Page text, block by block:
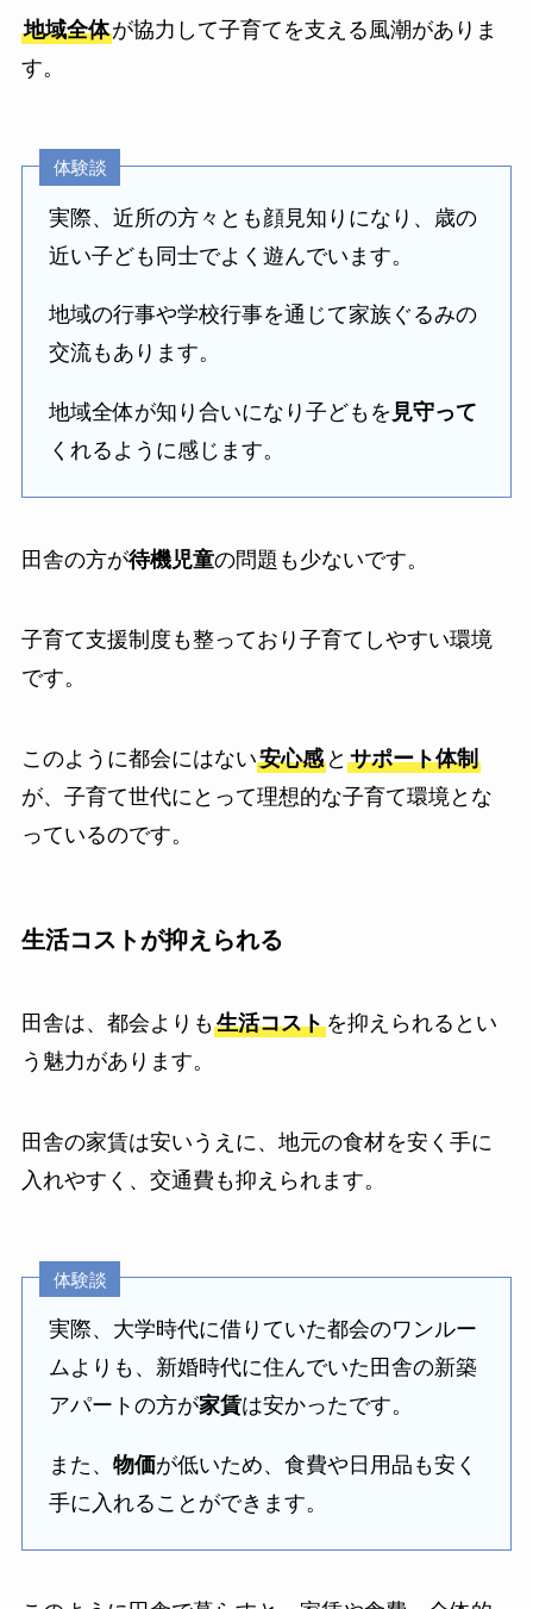
地域全体が協力して子育てを支える風潮がありま
す。
体験談
実際、近所の方々とも顔見知りになり、歳の
近い子ども同士でよく遊んでいます。
地域の行事や学校行事を通じて家族ぐるみの
交流もあります。
地域全体が知り合いになり子どもを 見守って
くれるように感じます。
田舎の方が待機児童の問題も少ないです。
子育て支援制度も整っており子育てしやすい環境
です。
このように都会にはない安心感と サポート体制
が、子育て世代にとって理想的な子育て環境とな
っているのです。
生活コストが抑えられる
田舎は、都会よりも生活コストを抑えられるとい
う魅力があります。
田舎の家賃は安いうえに、地元の食材を安く手に
入れやすく、交通費も抑えられます。
体験談
実際、大学時代に借りていた都会のワンルー
ムよりも、新婚時代に住んでいた田舎の新築
アパートの方が家賃は安かったです。
また、物価が低いため、食費や日用品も安く
手に入れることができます。